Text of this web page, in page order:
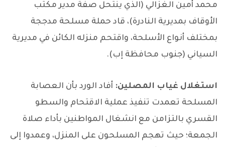
محمد أمين الغزالي (الذي ينتحل صفة مدير مكتب
الأوقاف بمديرية النادرة)، قاد حملة مسلحة مدججة
بمختلف أنواع الأسلحة، واقتحم منزله الكائن في مديرية
السياني (جنوب محافظة إب).
استغلال غياب المصلين: أفاد الورد بأن العصابة
المسلحة تعمدت تنفيذ عملية الاقتحام والسطو
القسري بالتزامن مع انشغال المواطنين بأداء صلاة
الجمعة؛ حيث تهجم المسلحون على المنزل، وعمدوا إلى